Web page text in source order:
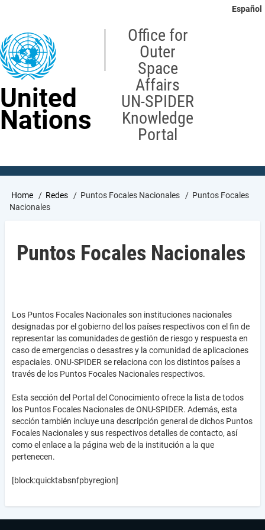
content
Español
United
Nations
Office for
Outer
Space
Affairs
UN-SPIDER
Knowledge
Portal
Breadcrumb
Home Redes Puntos Focales Nacionales
Puntos Focales
Nacionales
Puntos Focales Nacionales
Los Puntos Focales Nacionales son instituciones nacionales
designadas por el gobierno del los países respectivos con el fin de
representar las comunidades de gestión de riesgo y respuesta en
caso de emergencias o desastres y la comunidad de aplicaciones
espaciales. ONU-SPIDER se relaciona con los distintos países a
través de los Puntos Focales Nacionales respectivos.
Esta sección del Portal del Conocimiento ofrece la lista de todos
los Puntos Focales Nacionales de ONU-SPIDER. Además, esta
sección también incluye una descripción general de dichos Puntos
Focales Nacionales y sus respectivos detalles de contacto, así
como el enlace a la página web de la institución a la que
pertenecen.
[block:quicktabsnfpbyregion]